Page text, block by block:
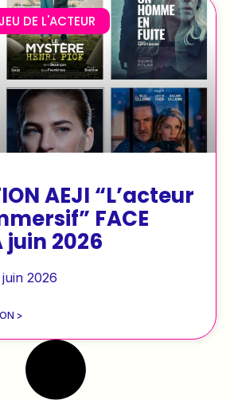
DE L'ACTEUR
AEJI “L’acteur
FACE
juin 2026
2026
>